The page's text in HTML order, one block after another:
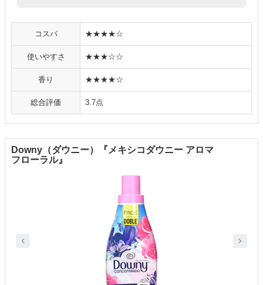
コスパ ★★★★☆
使いやすさ ★★★☆☆
香り ★★★★☆
総合評価 3.7点
Downy（ダウニー）『メキシコダウニー アロマ
フローラル』